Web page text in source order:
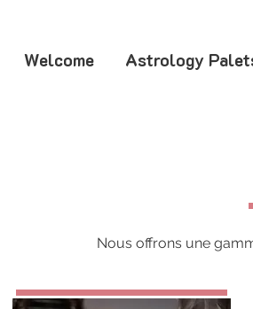
Welcome Astrology
Nous offrons une